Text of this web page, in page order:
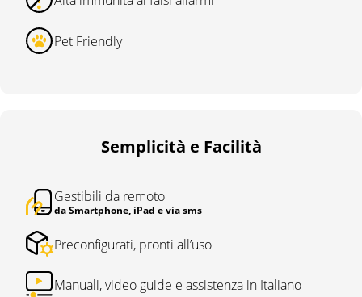
Pet Friendly
Semplicità e Facilità
Gestibili da remoto
da Smartphone, iPad e via sms
Preconfigurati, pronti all’uso
Manuali, video guide e assistenza in Italiano